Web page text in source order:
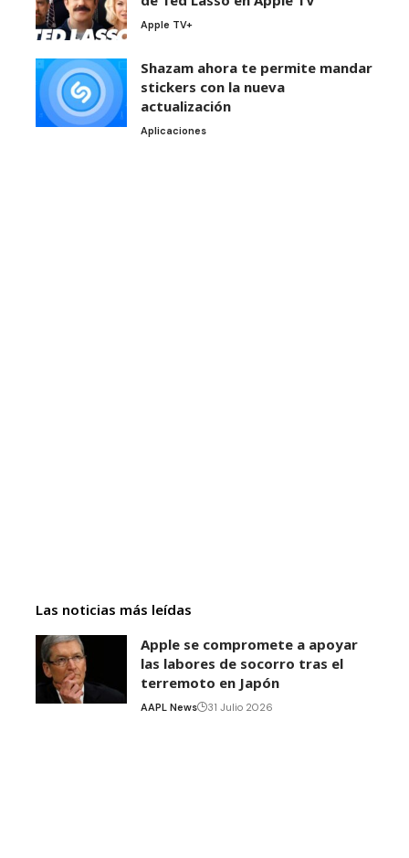
Apple TV+
Shazam ahora te permite mandar
stickers con la nueva
actualización
Aplicaciones
Las noticias más leídas
Apple se compromete a apoyar
las labores de socorro tras el
terremoto en Japón
AAPL News 31 Julio 2026